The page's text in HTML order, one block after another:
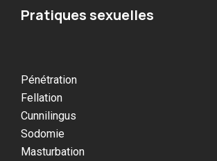
Pratiques sexuelles
Pénétration
Fellation
Cunnilingus
Sodomie
Masturbation